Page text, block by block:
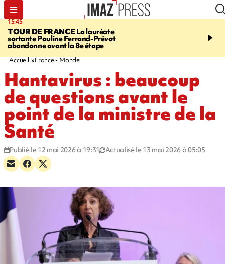
15:45
TOUR DE FRANCELa lauréate
sortante Pauline Ferrand-Prévot
abandonne avant la 8e étape
20:17
routière, concours de
Accueil France - Monde
Hantavirus : beaucoup
de questions avant le
point de la ministre de la
Santé
Publié le 12 mai 2026 à 19:31 Actualisé le 13 mai 2026 à 05:05